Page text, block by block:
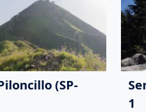
(SP-
1